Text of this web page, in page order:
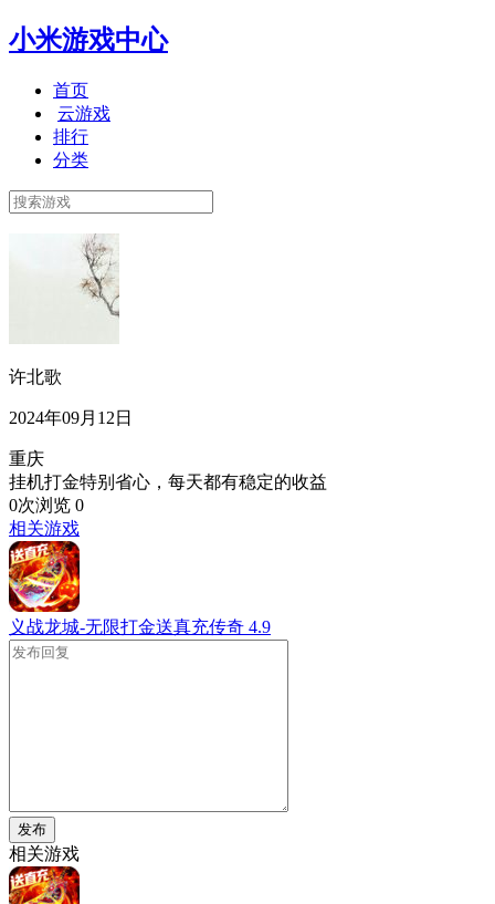
小米游戏中心
首页
云游戏
排行
分类
许北歌
2024年09月12日
重庆
挂机打金特别省心，每天都有稳定的收益
0次浏览 0
相关游戏
义战龙城-无限打金送真充传奇 4.9
发布
相关游戏